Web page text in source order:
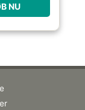
NU